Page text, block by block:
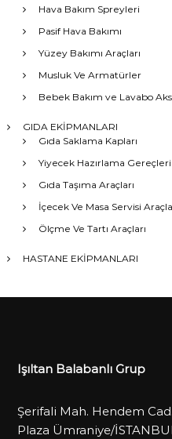
Hava Bakım Spreyleri
Pasif Hava Bakımı
Yüzey Bakımı Araçları
Musluk Ve Armatürler
Bebek Bakım ve Lavabo
GIDA EKİPMANLARI
Gıda Saklama Kapları
Yiyecek Hazırlama Gereçleri
Gıda Taşıma Araçları
İçecek Ve Masa Servisi
Ölçme Ve Tartı Araçları
HASTANE EKİPMANLARI
Işıltan Balabanlı Grup
Şerifali Mah. Hendem
Plaza Ümraniye/